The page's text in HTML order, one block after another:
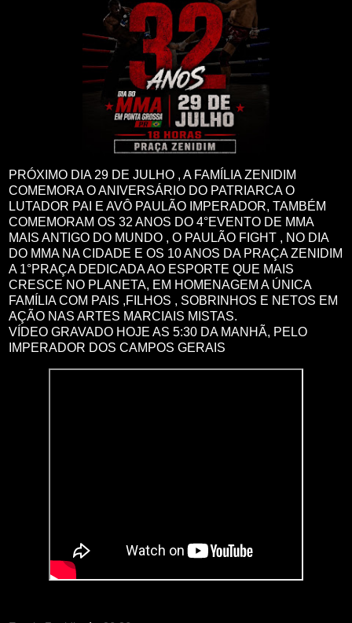
PRÓXIMO DIA 29 DE JULHO , A FAMÍLIA ZENIDIM
COMEMORA O ANIVERSÁRIO DO PATRIARCA O
LUTADOR PAI E AVÔ PAULÃO IMPERADOR, TAMBÉM
COMEMORAM OS 32 ANOS DO 4°EVENTO DE MMA
MAIS ANTIGO DO MUNDO , O PAULÃO FIGHT , NO DIA
DO MMA NA CIDADE E OS 10 ANOS DA PRAÇA ZENIDIM
A 1°PRAÇA DEDICADA AO ESPORTE QUE MAIS
CRESCE NO PLANETA, EM HOMENAGEM A ÚNICA
FAMÍLIA COM PAIS ,FILHOS , SOBRINHOS E NETOS EM
AÇÃO NAS ARTES MARCIAIS MISTAS.
VÍDEO GRAVADO HOJE AS 5:30 DA MANHÃ, PELO
IMPERADOR DOS CAMPOS GERAIS